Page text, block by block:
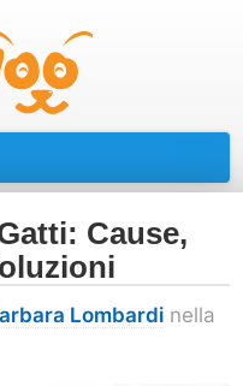
Cause,
Lombardi nella